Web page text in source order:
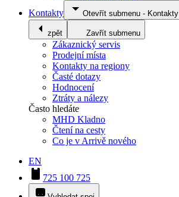
Kontakty
Otevřít submenu - Kontakty
zpět Zavřít submenu
Zákaznický servis
Prodejní místa
Kontakty na regiony
Časté dotazy
Hodnocení
Ztráty a nálezy
Často hledáte
MHD Kladno
Čtení na cesty
Co je v Arrivě nového
EN
725 100 725